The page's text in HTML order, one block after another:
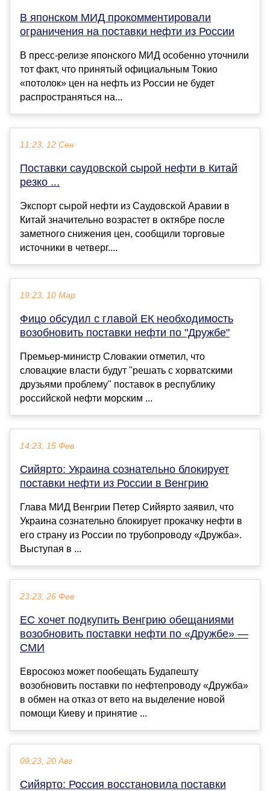
В японском МИД прокомментировали
ограничения на поставки нефти из России
В пресс-релизе японского МИД особенно уточнили
тот факт, что принятый официальным Токио
«потолок» цен на нефть из России не будет
распространяться на...
11:23, 12 Сен
Поставки саудовской сырой нефти в Китай
резко ...
Экспорт сырой нефти из Саудовской Аравии в
Китай значительно возрастет в октябре после
заметного снижения цен, сообщили торговые
источники в четверг....
19:23, 10 Мар
Фицо обсудил с главой ЕК необходимость
возобновить поставки нефти по "Дружбе"
Премьер-министр Словакии отметил, что
словацкие власти будут "решать с хорватскими
друзьями проблему" поставок в республику
российской нефти морским ...
14:23, 15 Фев
Сийярто: Украина сознательно блокирует
поставки нефти из России в Венгрию
Глава МИД Венгрии Петер Сийярто заявил, что
Украина сознательно блокирует прокачку нефти в
его страну из России по трубопроводу «Дружба».
Выступая в ...
23:23, 26 Фев
ЕС хочет подкупить Венгрию обещаниями
возобновить поставки нефти по «Дружбе» —
СМИ
Евросоюз может пообещать Будапешту
возобновить поставки по нефтепроводу «Дружба»
в обмен на отказ от вето на выделение новой
помощи Киеву и принятие ...
09:23, 20 Авг
Сийярто: Россия восстановила поставки